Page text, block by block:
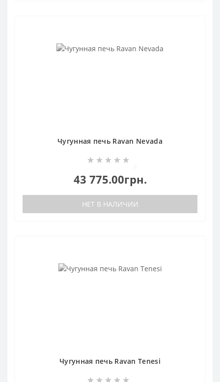
Чугунная печь Ravan Nevada
43 775.00грн.
НЕТ В НАЛИЧИИ
Чугунная печь Ravan Tenesi